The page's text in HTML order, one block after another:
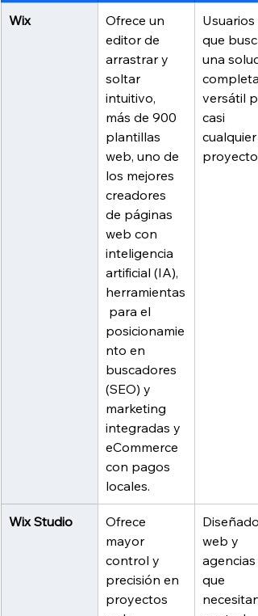
Wix
Ofrece un
editor de
arrastrar y
soltar
intuitivo,
más de 900
plantillas
web, uno de
los mejores
creadores
de páginas
web con
inteligencia
artificial (IA),
herramientas
para el
posicionamie
nto en
buscadores
(SEO) y
marketing
integradas y
eCommerce
con pagos
locales.
Usuarios
que
una
completa
versátil
casi
cualquier
proyecto.
Wix Studio
Ofrece
mayor
control y
precisión en
proyectos
web y
agencias
que